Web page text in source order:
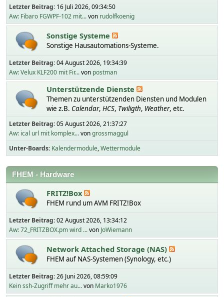
Letzter Beitrag: 16 Juli 2026, 09:34:50
Aw: Fibaro FGWPF-102 mit...von rudolfkoenig
Sonstige Systeme
Sonstige Hausautomations-Systeme.
Letzter Beitrag:04 August 2026, 19:34:39
Aw: Velux KLF200 mit Fir...von postman
Unterstützende Dienste
Themen zu unterstützenden Diensten und Modulen
wie z.B. Calendar, HCS, Twiligth, Weather, etc.
Letzter Beitrag:05 August 2026, 21:37:27
Aw: ical url mit komplex...vongrossmaggul
Unter-Boards Kalendermodule Wettermodule
FHEM - Hardware
FRITZ!Box
FHEM rund um AVM FRITZ!Box
Letzter Beitrag:02 August 2026, 13:34:12
Aw: 72_FRITZBOX.pm wird ...von JoWiemann
Network Attached Storage (NAS)
FHEM auf NAS-Systemen (Synology, etc.)
Letzter Beitrag:26 Juni 2026, 08:59:09
Kein ssh-Zugriff mehr au...von Marko1976